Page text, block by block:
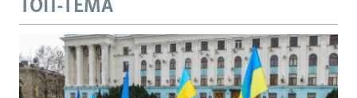
ТОП-ТЕМА